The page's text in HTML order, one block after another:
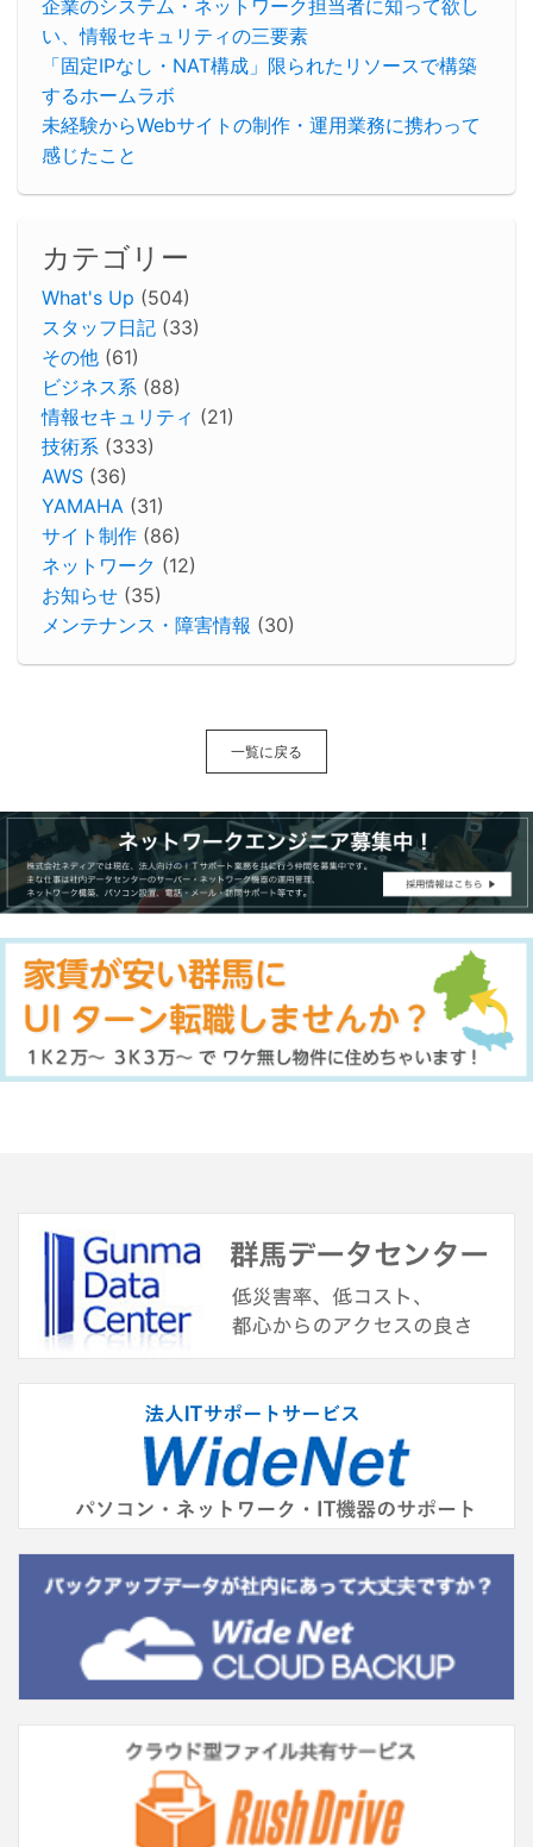
企業のシステム・ネットワーク担当者に知って欲し
い、情報セキュリティの三要素
「固定IPなし・NAT構成」限られたリソースで構築
するホームラボ
未経験からWebサイトの制作・運用業務に携わって
感じたこと
カテゴリー
What's Up (504)
スタッフ日記 (33)
その他 (61)
ビジネス系 (88)
情報セキュリティ (21)
技術系 (333)
AWS (36)
YAMAHA (31)
サイト制作 (86)
ネットワーク (12)
お知らせ (35)
メンテナンス・障害情報 (30)
一覧に戻る